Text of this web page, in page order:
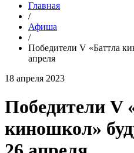
Главная
/
Афиша
/
Победители V «Баттла
апреля
18 апреля 2023
Победители V
киношкол»